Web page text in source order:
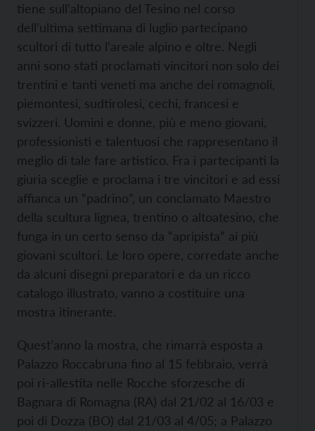
tiene sull’altopiano del Tesino nel corso
dell’ultima settimana di luglio partecipano
scultori di tutto l’areale alpino e oltre. Negli
anni sono stati proclamati vincitori non solo dei
trentini e tanti veneti ma anche dei romagnoli,
piemontesi, sudtirolesi, cechi, francesi e
svizzeri. Uomini e donne, più e meno giovani,
professionisti e talentuosi che rappresentano il
meglio di tale fare artistico. Fra i partecipanti la
giuria sceglie e proclama i tre vincitori e ad essi
affianca un “padrino”, un conclamato Maestro
della scultura lignea, trentino o altoatesino, che
funga in un certo senso da “apripista” ai più
giovani scultori. Le loro opere, corredate anche
da alcuni disegni preparatori e da un ricco
catalogo illustrato, vanno a costituire una
mostra itinerante.
Quest’anno la mostra, che rimarrà esposta a
Palazzo Roccabruna fino al 15 febbraio, verrà
poi ri-allestita nelle Rocche sforzesche di
Bagnara di Romagna (RA) dal 21/02 al 16/03 e
poi di Dozza (BO) dal 21/03 al 4/05; a Palazzo